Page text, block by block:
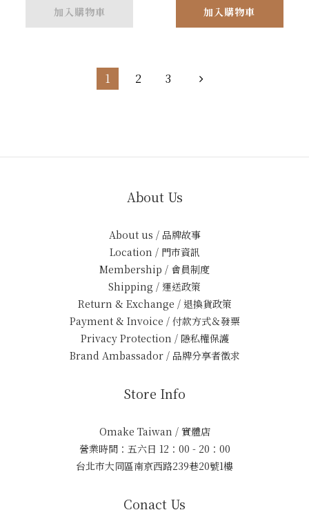
加入購物車 加入購物車
1 2 3
About Us
About us / 品牌故事
Location / 門市資訊
Membership / 會員制度
Shipping / 運送政策
Return & Exchange / 退換貨政策
Payment & Invoice / 付款方式＆發票
Privacy Protection / 隱私權保護
Brand Ambassador / 品牌分享者徵求
Store Info
Omake Taiwan / 實體店
營業時間：五六日 12：00 - 20：00
台北市大同區南京西路239巷20號1樓
Conact Us